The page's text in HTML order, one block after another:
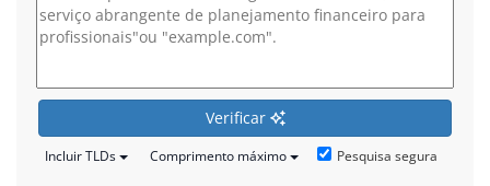
Verificar
Incluir TLDs Comprimento máximo Pesquisa segura